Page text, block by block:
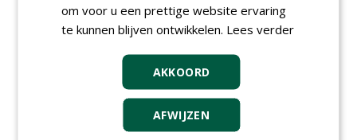
Iedereen kan gratis kleine advertenties
plaatsen via zijn eigen account.
Plaats een gratis advertentie
om voor u een prettige website ervaring
te kunnen blijven ontwikkelen. Lees verder
AKKOORD
AFWIJZEN